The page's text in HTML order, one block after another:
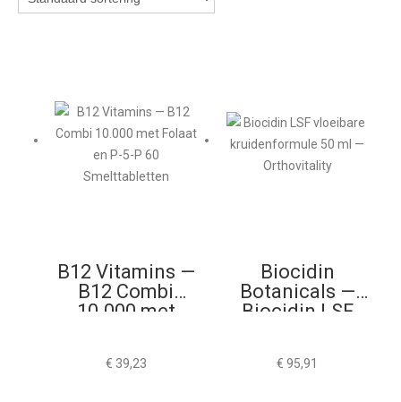
B12 Vitamins —
B12 Combi
10.000 met
Smelttabletten
€ 39,23
Biocidin
Botanicals —
Biocidin LSF
€ 95,91